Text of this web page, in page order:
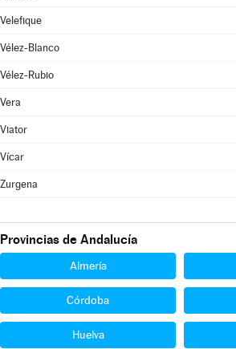
Velefique
Vélez-Blanco
Vélez-Rubio
Vera
Viator
Vícar
Zurgena
Provincias de Andalucía
Almería
Córdoba
Huelva